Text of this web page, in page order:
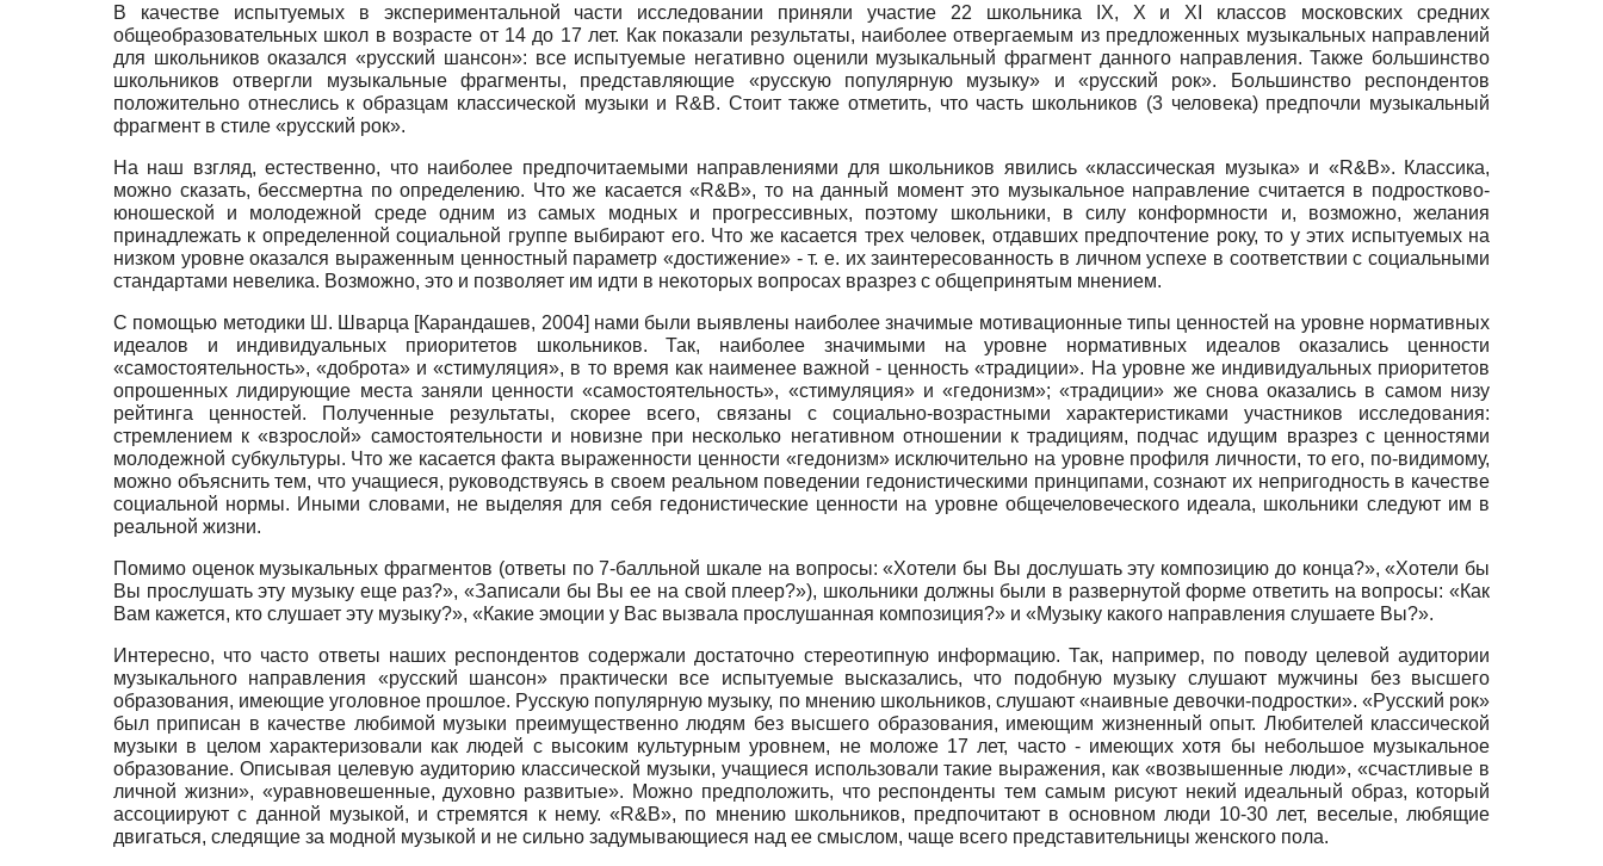
В качестве испытуемых в экспериментальной части исследовании приняли участие 22 школьника IX, X и XI классов московских средних
общеобразовательных школ в возрасте от 14 до 17 лет. Как показали результаты, наиболее отвергаемым из предложенных музыкальных направлений
для школьников оказался «русский шансон»: все испытуемые негативно оценили музыкальный фрагмент данного направления. Также большинство
школьников отвергли музыкальные фрагменты, представляющие «русскую популярную музыку» и «русский рок». Большинство респондентов
положительно отнеслись к образцам классической музыки и R&B. Стоит также отметить, что часть школьников (3 человека) предпочли музыкальный
фрагмент в стиле «русский рок».
На наш взгляд, естественно, что наиболее предпочитаемыми направлениями для школьников явились «классическая музыка» и «R&B». Классика,
можно сказать, бессмертна по определению. Что же касается «R&B», то на данный момент это музыкальное направление считается в подростково­
юношеской и молодежной среде одним из самых модных и прогрессивных, поэтому школьники, в силу конформности и, возможно, желания
принадлежать к определенной социальной группе выбирают его. Что же касается трех человек, отдавших предпочтение року, то у этих испытуемых на
низком уровне оказался выраженным ценностный параметр «достижение» - т. е. их заинтересованность в личном успехе в соответствии с социальными
стандартами невелика. Возможно, это и позволяет им идти в некоторых вопросах вразрез с общепринятым мнением.
С помощью методики Ш. Шварца [Карандашев, 2004] нами были выявлены наиболее значимые мотивационные типы ценностей на уровне нормативных
идеалов и индивидуальных приоритетов школьников. Так, наиболее значимыми на уровне нормативных идеалов оказались ценности
«самостоятельность», «доброта» и «стимуляция», в то время как наименее важной - ценность «традиции». На уровне же индивидуальных приоритетов
опрошенных лидирующие места заняли ценности «самостоятельность», «стимуляция» и «гедонизм»; «традиции» же снова оказались в самом низу
рейтинга ценностей. Полученные результаты, скорее всего, связаны с социально-возрастными характеристиками участников исследования:
стремлением к «взрослой» самостоятельности и новизне при несколько негативном отношении к традициям, подчас идущим вразрез с ценностями
молодежной субкультуры. Что же касается факта выраженности ценности «гедонизм» исключительно на уровне профиля личности, то его, по-видимому,
можно объяснить тем, что учащиеся, руководствуясь в своем реальном поведении гедонистическими принципами, сознают их непригодность в качестве
социальной нормы. Иными словами, не выделяя для себя гедонистические ценности на уровне общечеловеческого идеала, школьники следуют им в
реальной жизни.
Помимо оценок музыкальных фрагментов (ответы по 7-балльной шкале на вопросы: «Хотели бы Вы дослушать эту композицию до конца?», «Хотели бы
Вы прослушать эту музыку еще раз?», «Записали бы Вы ее на свой плеер?»), школьники должны были в развернутой форме ответить на вопросы: «Как
Вам кажется, кто слушает эту музыку?», «Какие эмоции у Вас вызвала прослушанная композиция?» и «Музыку какого направления слушаете Вы?».
Интересно, что часто ответы наших респондентов содержали достаточно стереотипную информацию. Так, например, по поводу целевой аудитории
музыкального направления «русский шансон» практически все испытуемые высказались, что подобную музыку слушают мужчины без высшего
образования, имеющие уголовное прошлое. Русскую популярную музыку, по мнению школьников, слушают «наивные девочки-подростки». «Русский рок»
был приписан в качестве любимой музыки преимущественно людям без высшего образования, имеющим жизненный опыт. Любителей классической
музыки в целом характеризовали как людей с высоким культурным уровнем, не моложе 17 лет, часто - имеющих хотя бы небольшое музыкальное
образование. Описывая целевую аудиторию классической музыки, учащиеся использовали такие выражения, как «возвышенные люди», «счастливые в
личной жизни», «уравновешенные, духовно развитые». Можно предположить, что респонденты тем самым рисуют некий идеальный образ, который
ассоциируют с данной музыкой, и стремятся к нему. «R&B», по мнению школьников, предпочитают в основном люди 10-30 лет, веселые, любящие
двигаться, следящие за модной музыкой и не сильно задумывающиеся над ее смыслом, чаще всего представительницы женского пола.